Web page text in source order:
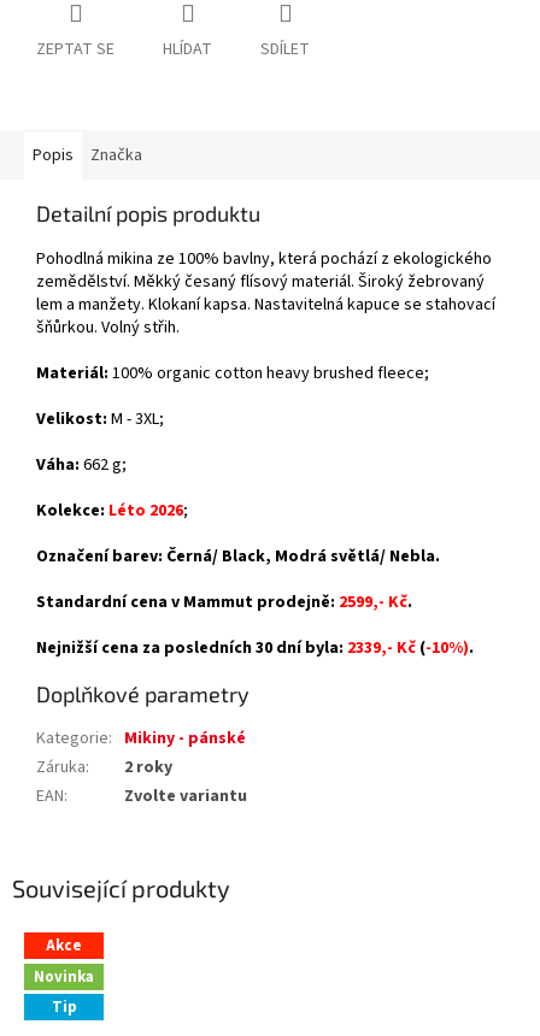
ZEPTAT SE HLÍDAT SDÍLET
Související produkty
Akce
Novinka
Tip
Popis Značka
Detailní popis produktu
Pohodlná mikina ze 100% bavlny, která pochází z ekologického
zemědělství. Měkký česaný flísový materiál. Široký žebrovaný
lem a manžety. Klokaní kapsa. Nastavitelná kapuce se stahovací
šňůrkou. Volný střih.
Materiál: 100% organic cotton heavy brushed fleece;
Velikost: M - 3XL;
Váha: 662 g;
Kolekce: Léto 2026;
Označení barev: Černá/ Black, Modrá světlá/ Nebla.
Standardní cena v Mammut prodejně: 2599,- Kč.
Nejnižší cena za posledních 30 dní byla: 2339,- Kč (-10%).
Doplňkové parametry
Kategorie: Mikiny - pánské
Záruka:
2 roky
EAN: Zvolte variantu